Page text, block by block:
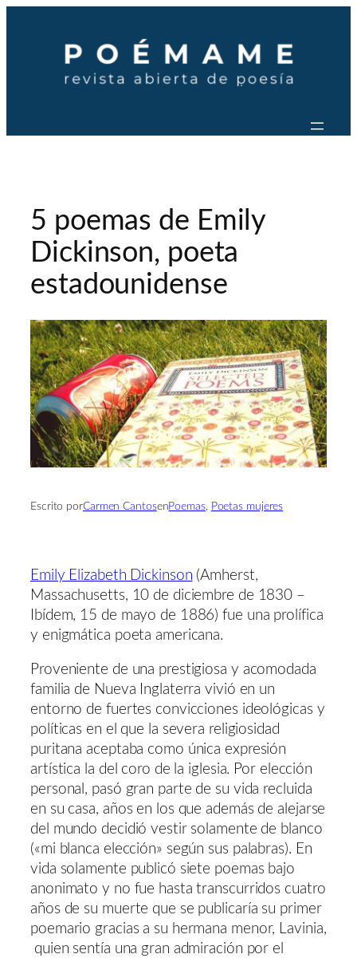
contenido
5 poemas de Emily
Dickinson, poeta
estadounidense
Escrito porCarmen CantosenPoemas, Poetas mujeres
Emily Elizabeth Dickinson (Amherst,
Massachusetts, 10 de diciembre de 1830 –
Ibídem, 15 de mayo de 1886) fue una prolífica
y enigmática poeta americana.
Proveniente de una prestigiosa y acomodada
familia de Nueva Inglaterra vivió en un
entorno de fuertes convicciones ideológicas y
políticas en el que la severa religiosidad
puritana aceptaba como única expresión
artística la del coro de la iglesia. Por elección
personal, pasó gran parte de su vida recluida
en su casa, años en los que además de alejarse
del mundo decidió vestir solamente de blanco
(«mi blanca elección» según sus palabras). En
vida solamente publicó siete poemas bajo
anonimato y no fue hasta transcurridos cuatro
años de su muerte que se publicaría su primer
poemario gracias a su hermana menor, Lavinia,
quien sentía una gran admiración por el